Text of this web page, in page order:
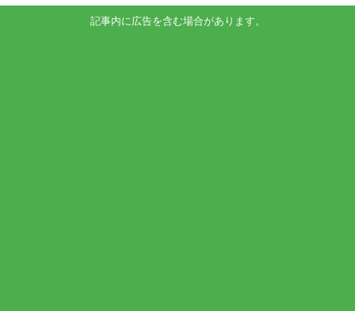
記事内に広告を含む場合があります。